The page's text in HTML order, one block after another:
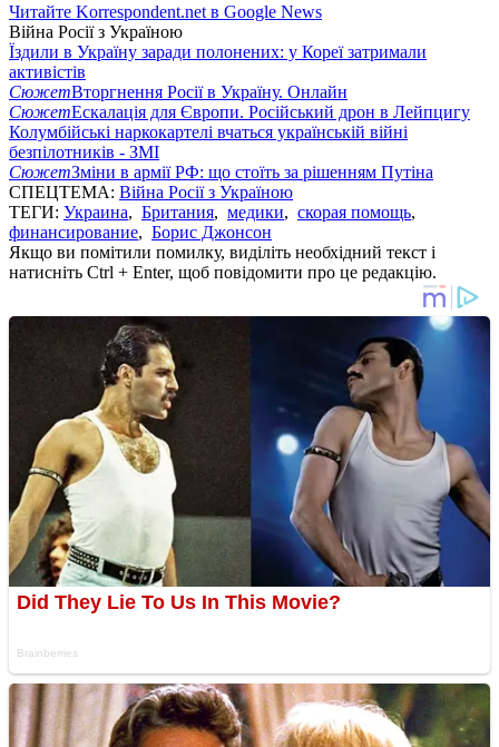
Читайте Korrespondent.net в Google News
Війна Росії з Україною
Їздили в Україну заради полонених: у Кореї затримали
активістів
СюжетВторгнення Росії в Україну. Онлайн
СюжетЕскалація для Європи. Російський дрон в Лейпцигу
Колумбійські наркокартелі вчаться українській війні
безпілотників - ЗМІ
СюжетЗміни в армії РФ: що стоїть за рішенням Путіна
СПЕЦТЕМА: Війна Росії з Україною
ТЕГИ: Украина, Британия, медики, скорая помощь,
финансирование, Борис Джонсон
Якщо ви помітили помилку, виділіть необхідний текст і
натисніть Ctrl + Enter, щоб повідомити про це редакцію.